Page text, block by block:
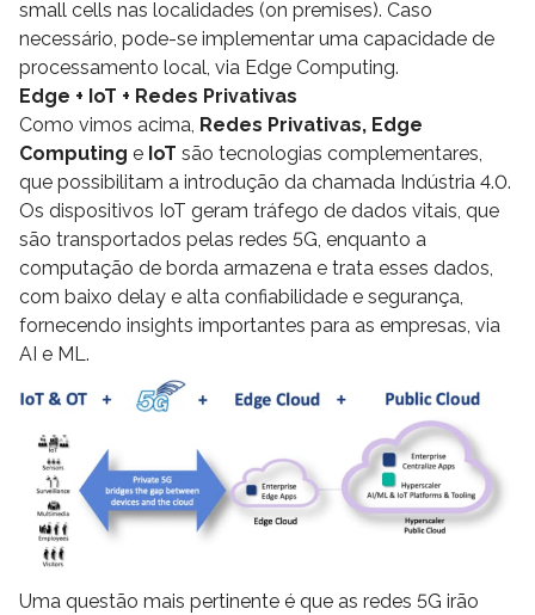
small cells nas localidades (on premises). Caso
necessário, pode-se implementar uma capacidade de
processamento local, via Edge Computing.
Edge + IoT + Redes Privativas
Como vimos acima, Redes Privativas, Edge
Computing e IoT são tecnologias complementares,
que possibilitam a introdução da chamada Indústria 4.0.
Os dispositivos IoT geram tráfego de dados vitais, que
são transportados pelas redes 5G, enquanto a
computação de borda armazena e trata esses dados,
com baixo delay e alta confiabilidade e segurança,
fornecendo insights importantes para as empresas, via
AI e ML.
Uma questão mais pertinente é que as redes 5G irão